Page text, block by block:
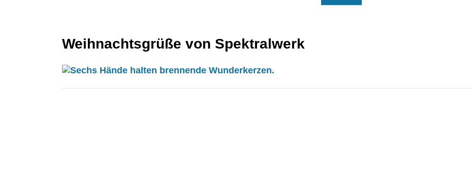
Weihnachtsgrüße von Spektralwerk